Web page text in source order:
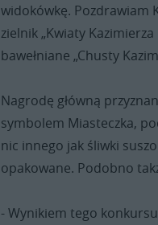
widokówkę. Pozdrawiam
zielnik „Kwiaty
bawełniane „Chusty
Nagrodę główną
symbolem Miasteczka,
nic innego jak śliwki
opakowane. Podobno
- Wynikiem tego